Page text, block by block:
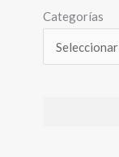
Categorías